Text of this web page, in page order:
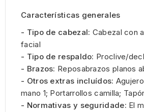
Características generales
- Tipo de cabezal: Cabezal con
facial
- Tipo de respaldo: Proclive/
- Brazos: Reposabrazos planos
- Otros extras incluídos:
mano 1; Portarrollos camilla;
- Normativas y seguridade: El